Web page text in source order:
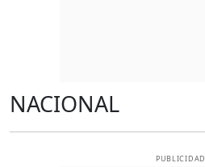
NACIONAL
PUBLICIDAD